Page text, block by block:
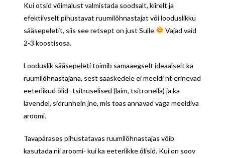
Kui otsid võimalust valmistada soodsalt, kiirelt ja
efektiivselt pihustavat ruumilõhnastajat või looduslikku
sääsepeletit, siis see retsept on just Sulle
Vajad vaid
2-3 koostisosa.
Looduslik sääsepeleti toimib samaaegselt ideaalselt ka
ruumilõhnastajana, sest sääskedele ei meeldi nt erinevad
eeterlikud õlid- tsitruselised (laim, tsitronella) ja ka
lavendel, sidrunhein jne, mis toas annavad väga meeldiva
aroomi.
Tavapärases pihustatavas ruumilõhnastajas võib
kasutada nii aroomi- kui ka eeterlikke õlisid. Kui on soov